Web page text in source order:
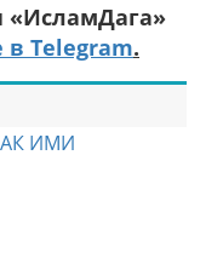
«ИсламДага»
в Telegram.
ИМИ